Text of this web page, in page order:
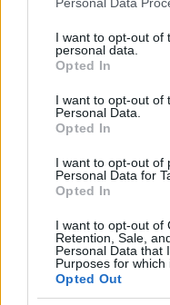
not limited to your visit
grant or deny consent
use your data for below
consent section.
I want to opt-out of
personal data.
Opted In
I want to opt-out of
Personal Data.
Opted In
I want to opt-out of
Personal Data for
Opted In
I want to opt-out of
Retention, Sale,
Personal Data that
Purposes for which
Opted Out
friss uborkával, főtt
mustárral keverve
igazán meglepő,
kombinációra
apróra vágott
korianderrel, lime-
tökéletes kísérője
halaknak a tavaszi
tölteléknek is